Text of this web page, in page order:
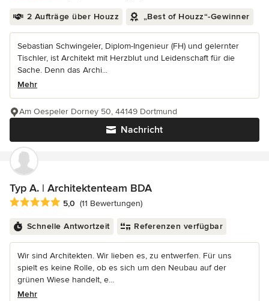
2 Aufträge über Houzz „Best of Houzz“-Gewinner
Sebastian Schwingeler, Diplom-Ingenieur (FH) und gelernter
Tischler, ist Architekt mit Herzblut und Leidenschaft für die
Sache. Denn das Archi...
Mehr
Nachricht
Am Oespeler Dorney 50, 44149 Dortmund
Typ A. | Architektenteam BDA
Durchschnittliche Bewertung: 5 von 5 Sternen
5,0 (11 Bewertungen)
Schnelle Antwortzeit Referenzen verfügbar
Wir sind Architekten. Wir lieben es, zu entwerfen. Für uns
spielt es keine Rolle, ob es sich um den Neubau auf der
grünen Wiese handelt, e...
Mehr